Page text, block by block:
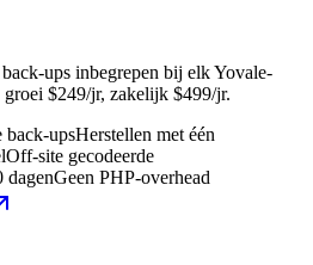
ups inbegrepen bij elk Yovale-
$249/jr, zakelijk $499/jr.
back-upsHerstellen met één
Off-site gecodeerde
dagenGeen PHP-overhead